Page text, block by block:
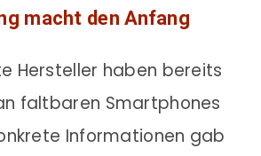
macht den Anfang
Hersteller haben bereits
faltbaren Smartphones
Informationen gab